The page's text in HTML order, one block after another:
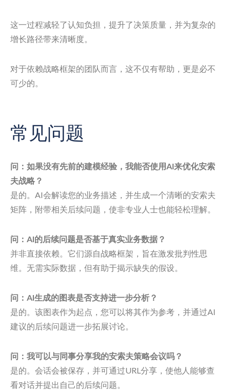
这一过程减轻了认知负担，提升了决策质量，并为复杂的
增长路径带来清晰度。
对于依赖战略框架的团队而言，这不仅有帮助，更是必不
可少的。
常见问题
问：如果没有先前的建模经验，我能否使用AI来优化安索
夫战略？
是的。AI会解读您的业务描述，并生成一个清晰的安索夫
矩阵，附带相关后续问题，使非专业人士也能轻松理解。
问：AI的后续问题是否基于真实业务数据？
并非直接依赖。它们源自战略框架，旨在激发批判性思
维。无需实际数据，但有助于揭示缺失的假设。
问：AI生成的图表是否支持进一步分析？
是的。该图表作为起点，您可以将其作为参考，并通过AI
建议的后续问题进一步拓展讨论。
问：我可以与同事分享我的安索夫策略会议吗？
是的。会话会被保存，并可通过URL分享，使他人能够查
看对话并提出自己的后续问题。